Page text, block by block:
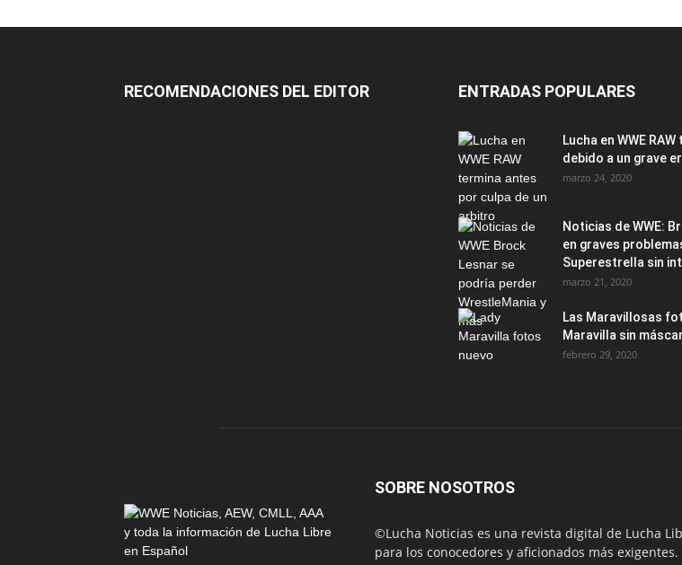
RECOMENDACIONES DEL EDITOR ENTRADAS POPULARES
Lucha en WWE
debido a un grave
marzo 24, 2020
Noticias de WWE:
en graves
Superestrella sin
marzo 21, 2020
Las Maravillosas
Maravilla sin
febrero 29, 2020
SOBRE NOSOTROS
©Lucha Noticias es una revista digital de Lucha
para los conocedores y aficionados más exigentes.